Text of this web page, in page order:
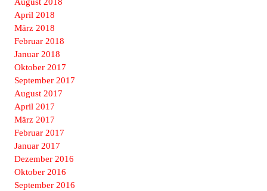
April 2018
März 2018
Februar 2018
Januar 2018
Oktober 2017
September 2017
August 2017
April 2017
März 2017
Februar 2017
Januar 2017
Dezember 2016
Oktober 2016
September 2016